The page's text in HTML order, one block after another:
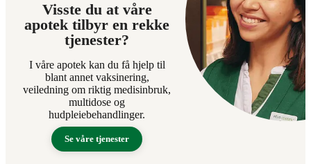
Visste du at våre
apotek tilbyr en rekke
tjenester?
I våre apotek kan du få hjelp til
blant annet vaksinering,
veiledning om riktig medisinbruk,
multidose og
hudpleiebehandlinger.
Se våre tjenester